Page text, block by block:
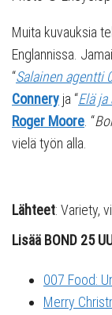
Muita kuvauksia
Englannissa.
“Salainen agentti
Connery ja “Elä
Roger Moore . “
vielä työn alla.
Lähteet: Variety,
Lisää BOND 25
007 Food:
Merry